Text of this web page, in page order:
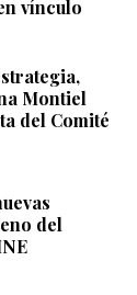
vínculo
Montiel
del Comité
del